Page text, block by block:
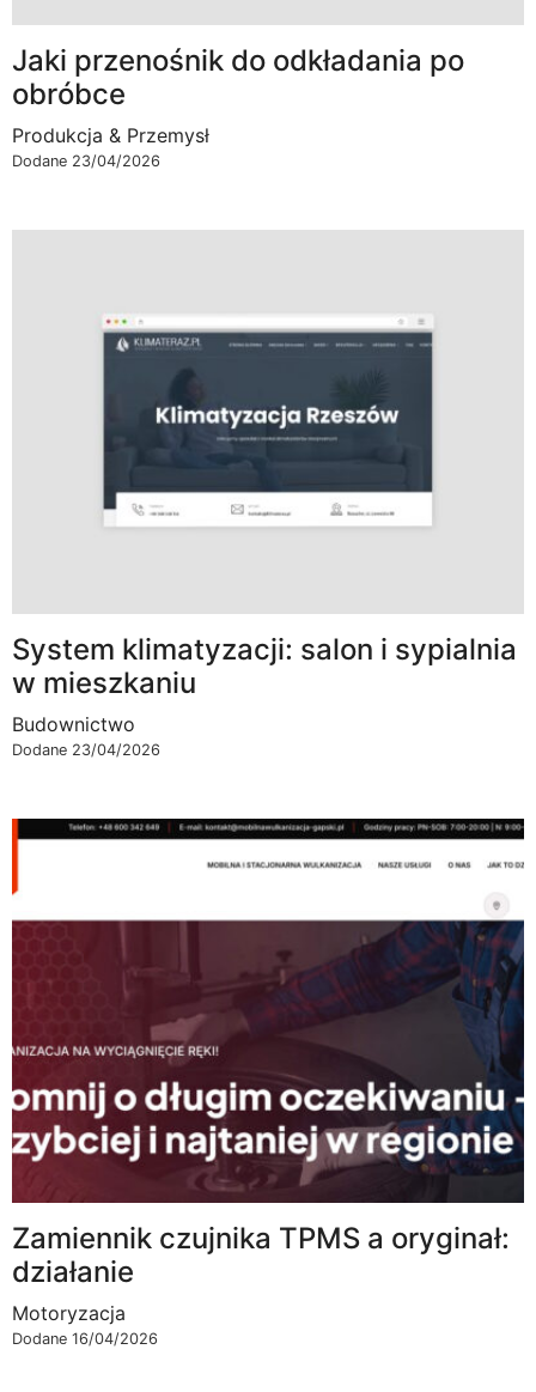
Jaki przenośnik do odkładania po
obróbce
Produkcja & Przemysł
Dodane 23/04/2026
System klimatyzacji: salon i sypialnia
w mieszkaniu
Budownictwo
Dodane 23/04/2026
Zamiennik czujnika TPMS a oryginał:
działanie
Motoryzacja
Dodane 16/04/2026